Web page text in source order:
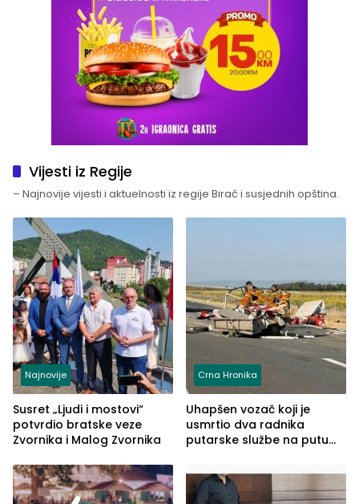
Vijesti iz Regije
– Najnovije vijesti i aktuelnosti iz regije Birač i susjednih opština.
Najnovije
Susret „Ljudi i mostovi“
potvrdio bratske veze
Zvornika i Malog Zvornika
Crna Hronika
Uhapšen vozač koji je
usmrtio dva radnika
putarske službe na putu
(FOTO)